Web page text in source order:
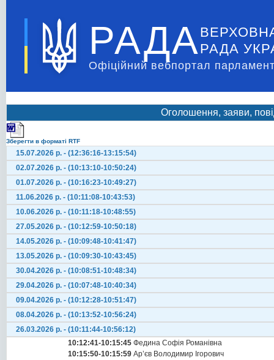
РАДА РАДА
Офіційний вебпортал
Оголошення, заяви,
Зберегти в форматі RTF
15.07.2026 р. - (12:36:16-13:15:54)
02.07.2026 р. - (10:13:10-10:50:24)
01.07.2026 р. - (10:16:23-10:49:27)
11.06.2026 р. - (10:11:08-10:43:53)
10.06.2026 р. - (10:11:18-10:48:55)
27.05.2026 р. - (10:12:59-10:50:18)
14.05.2026 р. - (10:09:48-10:41:47)
13.05.2026 р. - (10:09:30-10:43:45)
30.04.2026 р. - (10:08:51-10:48:34)
29.04.2026 р. - (10:07:48-10:40:34)
09.04.2026 р. - (10:12:28-10:51:47)
08.04.2026 р. - (10:13:52-10:56:24)
26.03.2026 р. - (10:11:44-10:56:12)
10:12:41-10:15:45 Федина Софія Романівна
10:15:50-10:15:59 Ар’єв Володимир Ігорович